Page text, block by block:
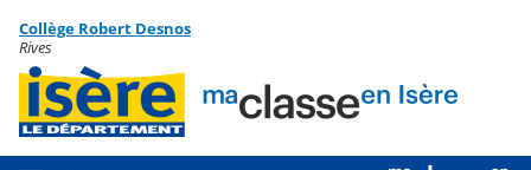
Menu de la rubrique
Contenu
Collège Robert Desnos
Rives